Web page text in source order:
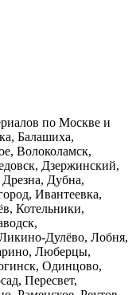
по Москве и
Балашиха,
Волоколамск,
Дзержинский,
Дубна,
Ивантеевка,
Котельники,
Дулёво, Лобня,
Люберцы,
Одинцово,
Пересвет,